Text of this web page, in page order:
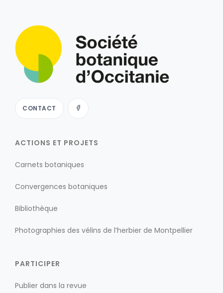
CONTACT
ACTIONS ET PROJETS
Carnets botaniques
Convergences botaniques
Bibliothèque
Photographies des vélins de l’herbier de Montpellier
PARTICIPER
Publier dans la revue